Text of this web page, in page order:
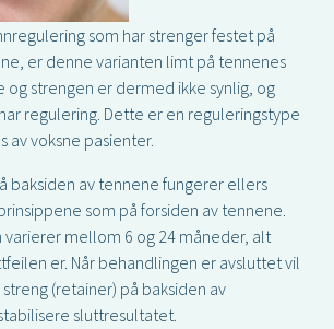
som har strenger festet på
er denne varianten limt på tennenes
og strengen er dermed ikke synlig, og
regulering. Dette er en reguleringstype
av voksne pasienter.
baksiden av tennene fungerer ellers
som på forsiden av tennene.
varierer mellom 6 og 24 måneder, alt
er. Når behandlingen er avsluttet vil
(retainer) på baksiden av
sluttresultatet.